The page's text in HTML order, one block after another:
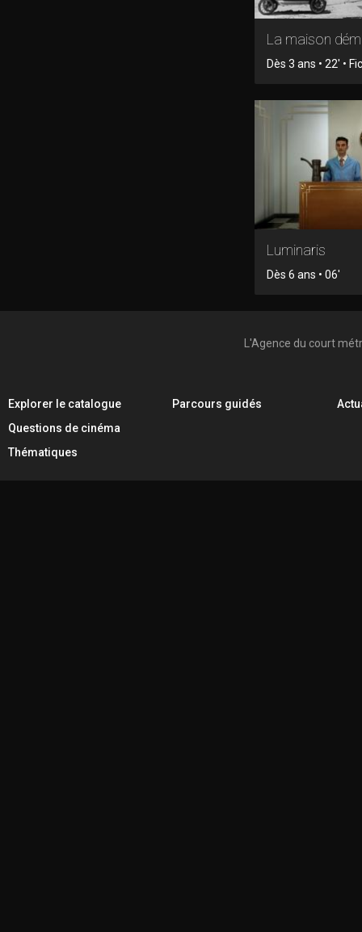
La maison
Dès 3 ans • 22' •
Luminaris
Dès 6 ans • 06'
L'Agence du court
Explorer le catalogue
Questions de cinéma
Thématiques
Parcours guidés